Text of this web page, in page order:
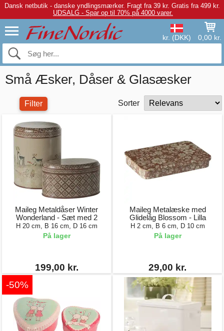
Dansk netbutik - danske yndlingsmærker. Fragt fra 39 kr. Gratis fra 499 kr.
UDSALG - Spar op til 70% på 4000 varer.
kr. (DKK) 0,00 kr.
Små Æsker, Dåser & Glasæsker
Filter Sorter
Maileg Metaldåser Winter
Wonderland - Sæt med 2
H 20 cm, B 16 cm, D 16 cm
På lager
199,00 kr.
Maileg Metalæske med
Glidelåg Blossom - Lilla
H 2 cm, B 6 cm, D 10 cm
På lager
29,00 kr.
-50%